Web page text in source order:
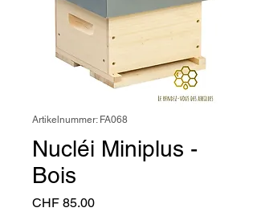
Artikelnummer: FA068
Nucléi Miniplus -
Bois
CHF 85.00Preis